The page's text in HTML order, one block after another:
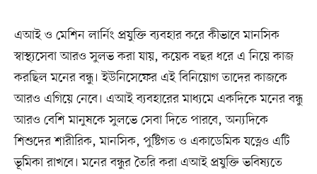
এআই ও মেশিন লার্নিং প্রযুক্তি ব্যবহার করে কীভাবে মানসিক
স্বাস্থ্যসেবা আরও সুলভ করা যায়, কয়েক বছর ধরে এ নিয়ে কাজ
করছিল মনের বন্ধু। ইউনিসেফের এই বিনিয়োগ তাদের কাজকে
আরও এগিয়ে নেবে। এআই ব্যবহারের মাধ্যমে একদিকে মনের বন্ধু
আরও বেশি মানুষকে সুলভে সেবা দিতে পারবে, অন্যদিকে
শিশুদের শারীরিক, মানসিক, পুষ্টিগত ও একাডেমিক যত্নেও এটি
ভূমিকা রাখবে। মনের বন্ধুর তৈরি করা এআই প্রযুক্তি ভবিষ্যতে